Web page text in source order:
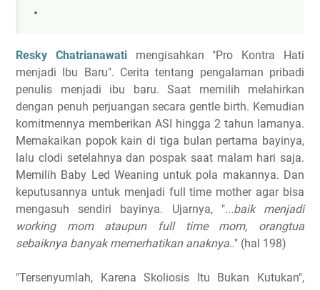
Resky Chatrianawatimengisahkan "Pro Kontra Hati
menjadi Ibu Baru". Cerita tentang pengalaman pribadi
penulis menjadi ibu baru. Saat memilih melahirkan
dengan penuh perjuangan secara gentle birth. Kemudian
komitmennya memberikan ASI hingga 2 tahun lamanya.
Memakaikan popok kain di tiga bulan pertama bayinya,
lalu clodi setelahnya dan pospak saat malam hari saja.
Memilih Baby Led Weaning untuk pola makannya. Dan
keputusannya untuk menjadi full time mother agar bisa
mengasuh sendiri bayinya. Ujarnya, "...baik menjadi
working mom ataupun full time mom, orangtua
sebaiknya banyak memerhatikan anaknya.." (hal 198)
"Tersenyumlah, Karena Skoliosis Itu Bukan Kutukan",